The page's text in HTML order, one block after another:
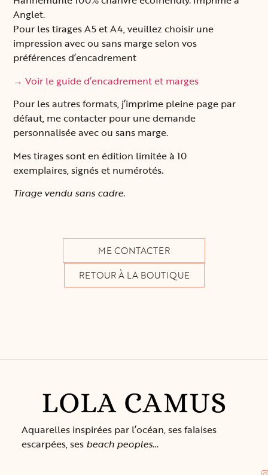
Anglet.
Pour les tirages A5 et A4, veuillez choisir une
impression avec ou sans marge selon vos
préférences d’encadrement
→ Voir le guide d’encadrement et marges
Pour les autres formats, j’imprime pleine page par
défaut, me contacter pour une demande
personnalisée avec ou sans marge.
Mes tirages sont en édition limitée à 10
exemplaires, signés et numérotés.
Tirage vendu sans cadre.
ME CONTACTER
RETOUR À LA BOUTIQUE
Aquarelles inspirées par l’océan, ses falaises
escarpées, sesbeach peoples…